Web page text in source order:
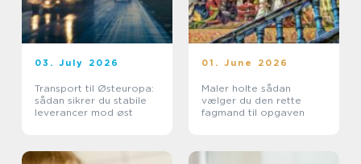
03. July 2026
Transport til Østeuropa:
sådan sikrer du stabile
leverancer mod øst
01. June 2026
Maler holte sådan
vælger du den rette
fagmand til opgaven